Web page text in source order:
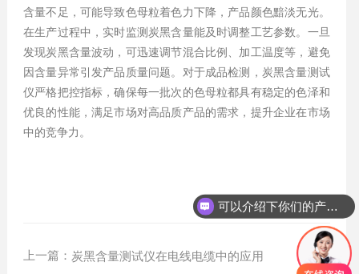
含量不足，可能导致色母粒着色力下降，产品颜色黯淡无光。
在生产过程中，实时监测炭黑含量能及时调整工艺参数。一旦
发现炭黑含量波动，可迅速调节混合比例、加工温度等，避免
因含量异常引发产品质量问题。对于成品检测，炭黑含量测试
仪严格把控指标，确保每一批次的色母粒都具有稳定的色泽和
优良的性能，满足市场对高品质产品的需求，提升企业在市场
中的竞争力。
上一篇： 炭黑含量测试仪在电线电缆中的应用
可以介绍下你们的产品么？